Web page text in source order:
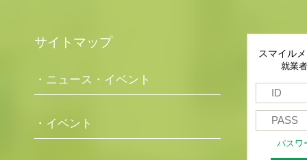
サイトマップ
・ニュース・イベント
・イベント
スマイル
就業
パスワ